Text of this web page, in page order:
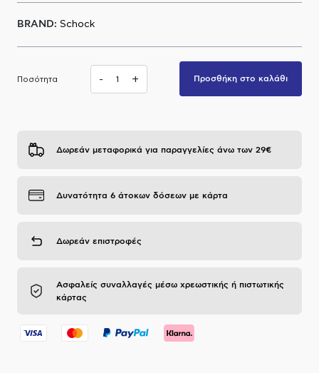
Α.Μ.Ε.Α
BRAND: Schock
Ποσότητα - + Προσθήκη στο καλάθι
Δωρεάν μεταφορικά για παραγγελίες άνω των 29€
Δυνατότητα 6 άτοκων δόσεων με κάρτα
Δωρεάν επιστροφές
Ασφαλείς συναλλαγές μέσω χρεωστικής ή πιστωτικής
κάρτας